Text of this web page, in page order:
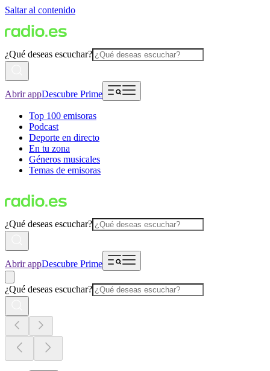
Saltar al contenido
¿Qué deseas escuchar?
Abrir appDescubre Prime
Top 100 emisoras
Podcast
Deporte en directo
En tu zona
Géneros musicales
Temas de emisoras
¿Qué deseas escuchar?
Abrir appDescubre Prime
¿Qué deseas escuchar?